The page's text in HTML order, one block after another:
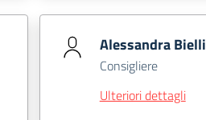
Alessandra Bielli
Consigliere
Ulteriori dettagli